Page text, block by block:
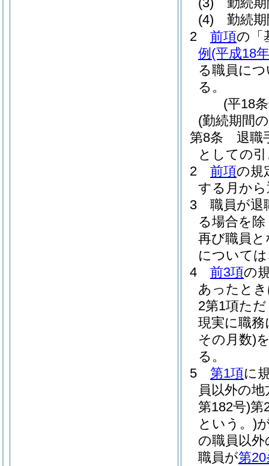
(4)
勤続
2
前項の「
例 (平成18
る職員に
る。
(平18
(勤続期間
第8条
退職
としての
2
前項の規
する月か
3
職員が退
る場合を除
再び職員
について
4
前3項の
あったと
2第1項た
現実に職
その月数)
る。
5
第1項に
員以外の
第182号)第
という。)
の職員以
職員が第